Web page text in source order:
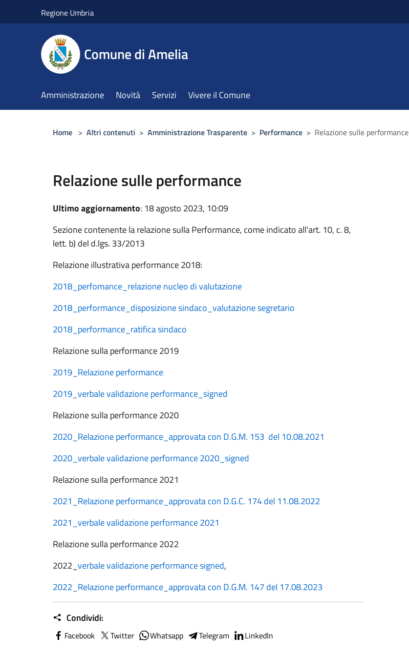
Regione Umbria
Comune di Amelia
Amministrazione Novità Servizi Vivere il Comune
Home > Altri contenuti > Amministrazione Trasparente > Performance > Relazione sulle performance
Relazione sulle performance
Ultimo aggiornamento: 18 agosto 2023, 10:09
Sezione contenente la relazione sulla Performance, come indicato all'art. 10, c. 8,
lett. b) del d.lgs. 33/2013
Relazione illustrativa performance 2018:
2018_perfomance_relazione nucleo di valutazione
2018_performance_disposizione sindaco_valutazione segretario
2018_performance_ratifica sindaco
Relazione sulla performance 2019
2019_Relazione performance
2019_verbale validazione performance_signed
Relazione sulla performance 2020
2020_Relazione performance_approvata con D.G.M. 153 del 10.08.2021
2020_verbale validazione performance 2020_signed
Relazione sulla performance 2021
2021_Relazione performance_approvata con D.G.C. 174 del 11.08.2022
2021_verbale validazione performance 2021
Relazione sulla performance 2022
2022_ verbale validazione performance signed,
2022_Relazione performance_approvata con D.G.M. 147 del 17.08.2023
Condividi:
Facebook Twitter Whatsapp Telegram LinkedIn